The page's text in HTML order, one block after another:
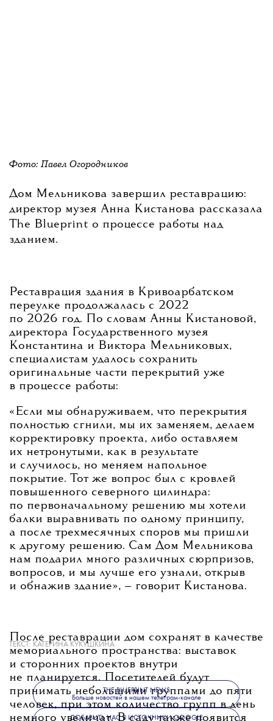
Фото: Павел Огородников
Дом Мельникова завершил реставрацию:
директор музея Анна Кистанова рассказала
The Blueprint о процессе работы над
зданием.
Реставрация здания в Кривоарбатском
переулке продолжалась с 2022
по 2026 год. По словам Анны Кистановой,
директора Государственного музея
Константина и Виктора Мельниковых,
специалистам удалось сохранить
оригинальные части перекрытий уже
в процессе работы:
«Если мы обнаруживаем, что перекрытия
полностью сгнили, мы их заменяем, делаем
корректировку проекта, либо оставляем
их нетронутыми, как в результате
и случилось, но меняем напольное
покрытие. Тот же вопрос был с кровлей
повышенного северного цилиндра:
по первоначальному решению мы хотели
балки выравнивать по одному принципу,
а после трехмесячных споров мы пришли
к другому решению. Сам Дом Мельникова
нам подарил много различных сюрпризов,
вопросов, и мы лучше его узнали, открыв
и обнажив здание», — говорит Кистанова.
После реставрации дом сохранят в качестве
мемориального пространства: выставок
и сторонних проектов внутри
не планируется. Посетителей будут
принимать небольшими группами до пяти
человек, при этом количество групп в день
немного увеличат. В саду также появится
ТЕКСТ: КАТЕРИНА КУКУШКИНА
THE BLUEPRINT NEWS
Больше новостей в нашем телеграм-канале
ДОБАВИТЬ НАС В ИСТОЧНИКИ GOOGLE